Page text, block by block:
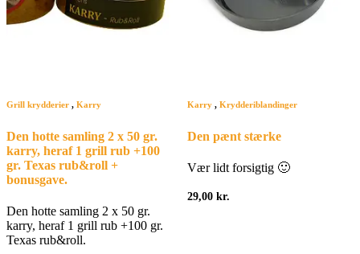
Grill krydderier , Karry
Den hotte samling 2 x 50 gr.
karry, heraf 1 grill rub +100
gr. Texas rub&roll +
bonusgave.
Den hotte samling 2 x 50 gr.
karry, heraf 1 grill rub +100 gr.
Texas rub&roll.
Karry, Krydderiblandinger
Den pænt stærke
Vær lidt forsigtig 🙂
29,00 kr.